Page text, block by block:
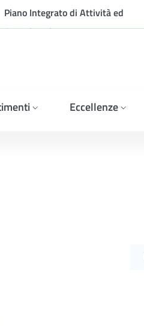
Piano Integrato di Attività ed
Organizzazione
Eccellenze